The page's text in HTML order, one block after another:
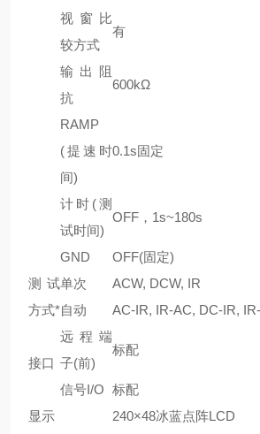
视窗比
较方式
有
输出阻
抗
600kΩ
RAMP
(提速时
间)
0.1s固定
计时(测
试时间)
OFF，1s~180s
GND
OFF(固定)
测试
方式*
单次
ACW, DCW, IR
自动
AC-IR, IR-AC, DC-IR,
接口
远程端
子(前)
标配
信号I/O 标配
显示
240×48冰蓝点阵LCD